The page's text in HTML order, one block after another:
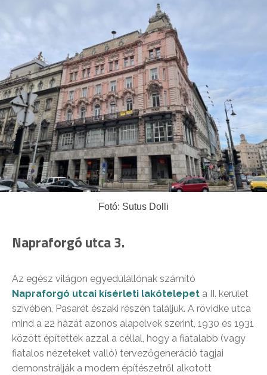
Fotó: Sutus Dolli
Napraforgó utca 3.
Az egész világon egyedülállónak számító
Napraforgó utcai kísérleti lakótelepet a II. kerület
szívében, Pasarét északi részén találjuk. A rövidke utca
mind a 22 házát azonos alapelvek szerint, 1930 és 1931
között építették azzal a céllal, hogy a fiatalabb (vagy
fiatalos nézeteket valló) tervezőgeneráció tagjai
demonstrálják a modern építészetről alkotott